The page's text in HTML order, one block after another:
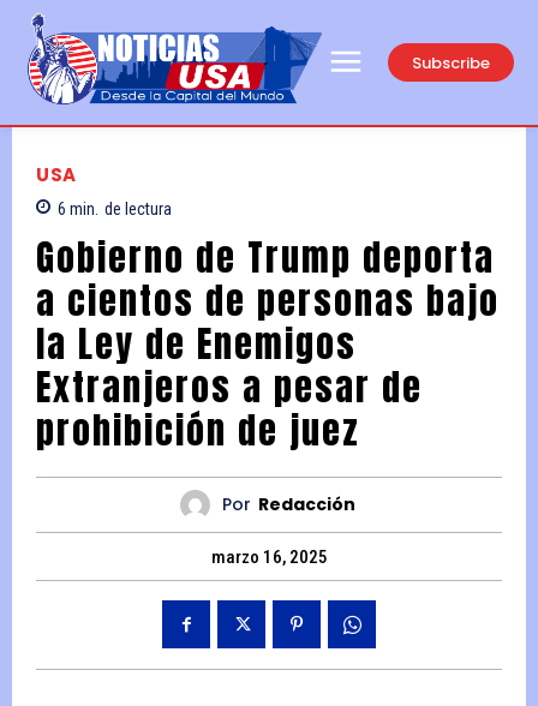
Subscribe
USA
6 min. de lectura
Gobierno de Trump deporta
a cientos de personas bajo
la Ley de Enemigos
Extranjeros a pesar de
prohibición de juez
Por Redacción
marzo 16, 2025